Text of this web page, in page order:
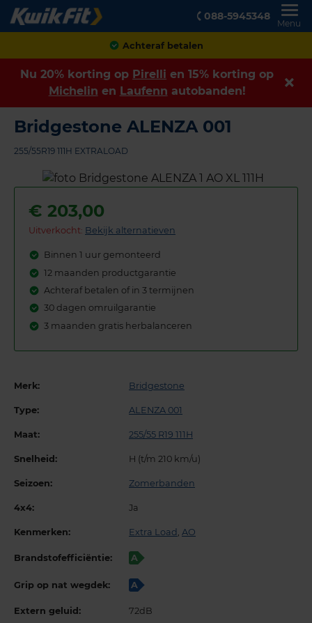
088-5945348
Menu
Klanten geven ons een
Nu 20% korting op Pirelli en 15% korting op
Michelin en Laufenn autobanden!
Bridgestone ALENZA 001
255/55R19 111H EXTRALOAD
€ 203,00
Uitverkocht: Bekijk alternatieven
Binnen 1 uur gemonteerd
12 maanden productgarantie
Achteraf betalen of in 3 termijnen
30 dagen omruilgarantie
3 maanden gratis herbalanceren
Merk: Bridgestone
Type: ALENZA 001
Maat: 255/55 R19 111H
Snelheid: H (t/m 210 km/u)
Seizoen: Zomerbanden
4x4: Ja
Kenmerken: Extra Load , AO
Brandstofefficiëntie: A
Grip op nat wegdek: A
Extern geluid: 72dB